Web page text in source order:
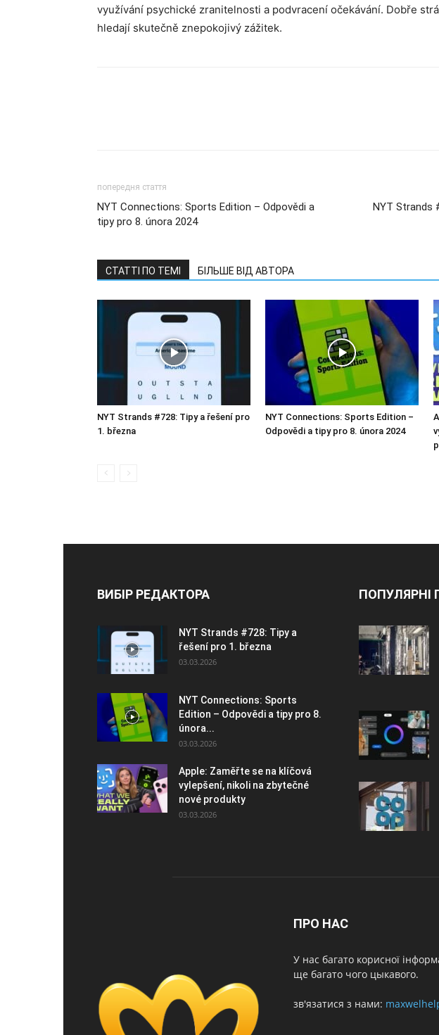
využívání psychické zranitelnosti a podvracení očekávání. Dobře
hledají skutečně znepokojivý zážitek.
попередня стаття
NYT Connections: Sports Edition – Odpovědi a
tipy pro 8. února 2024
NYT Strands
СТАТТІ ПО ТЕМІ БІЛЬШЕ ВІД АВТОРА
NYT Strands #728: Tipy a řešení pro
1. března
NYT Connections: Sports Edition –
Odpovědi a tipy pro 8. února 2024
ВИБІР РЕДАКТОРА
NYT Strands #728: Tipy a
řešení pro 1. března
03.03.2026
NYT Connections: Sports
Edition – Odpovědi a tipy pro 8.
února...
03.03.2026
Apple: Zaměřte se na klíčová
vylepšení, nikoli na zbytečné
nové produkty
03.03.2026
ПОПУЛЯРНІ
ПРО НАС
У нас багато корисної
ще багато чого цыкавого.
зв'язатися з нами: